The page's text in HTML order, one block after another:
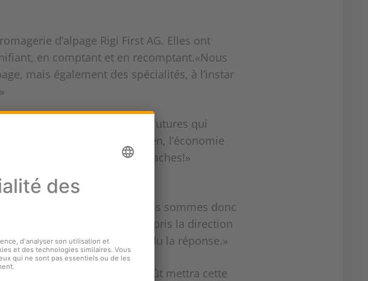
d’alpage Rigi First AG. Elles ont
en comptant et en recomptant.«Nous
mais également des spécialités, à l’instar
le souci des générations futures qui
la région. «Si on ne fait rien, l’économie
Rigi sans alpages et sans vaches!»
manquait.«Nous nous sommes donc
coeur battant, nous avons pris la direction
place. Et nous avons attendu la réponse.»
l’action du 1er Août mettra cette